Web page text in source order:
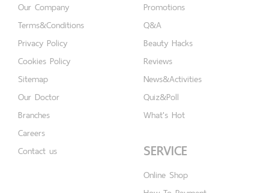
Our Company
Terms&Conditions
Privacy Policy
Cookies Policy
Sitemap
Our Doctor
Branches
Careers
Contact us
Promotions
Q&A
Beauty Hacks
Reviews
News&Activities
Quiz&Poll
What's Hot
SERVICE
Online Shop